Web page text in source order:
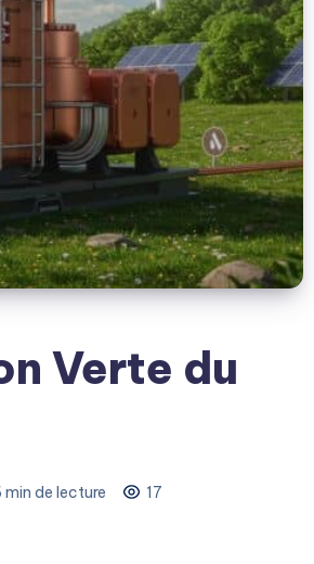
Verte du
min de lecture 17